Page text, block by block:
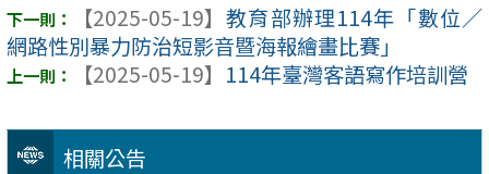
相關公告
【2025-05-19】 教育部辦理114年「數位／
網路性別暴力防治短影音暨海報繪畫比賽」
【2025-05-19】 114年臺灣客語寫作培訓營